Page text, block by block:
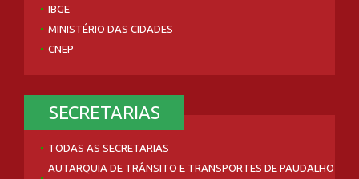
IBGE
MINISTÉRIO DAS CIDADES
CNEP
SECRETARIAS
TODAS AS SECRETARIAS
AUTARQUIA DE TRÂNSITO E TRANSPORTES DE PAUDALHO